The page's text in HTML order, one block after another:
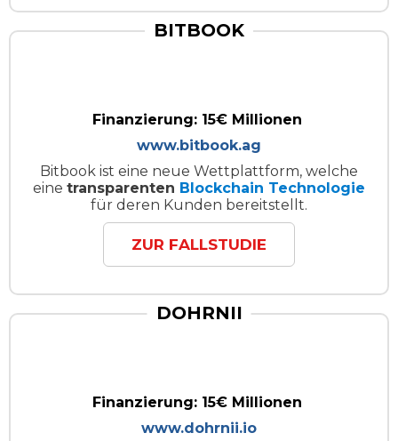
BITBOOK
Finanzierung: 15€ Millionen
www.bitbook.ag
Bitbook ist eine neue Wettplattform, welche
eine transparenten Blockchain Technologie
für deren Kunden bereitstellt.
ZUR FALLSTUDIE
DOHRNII
Finanzierung: 15€ Millionen
www.dohrnii.io